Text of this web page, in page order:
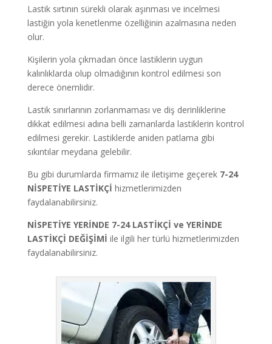
Lastik sırtının sürekli olarak aşınması ve incelmesi
lastiğin yola kenetlenme özelliğinin azalmasına neden
olur.
Kişilerin yola çıkmadan önce lastiklerin uygun
kalınlıklarda olup olmadığının kontrol edilmesi son
derece önemlidir.
Lastik sınırlarının zorlanmaması ve diş derinliklerine
dikkat edilmesi adına belli zamanlarda lastiklerin kontrol
edilmesi gerekir. Lastiklerde aniden patlama gibi
sıkıntılar meydana gelebilir.
Bu gibi durumlarda firmamız ile iletişime geçerek 7-24
NİSPETİYE LASTİKÇİ hizmetlerimizden
faydalanabilirsiniz.
NİSPETİYE YERİNDE 7-24 LASTİKÇİ ve YERİNDE
LASTİKÇİ DEĞİŞİMİ ile ilgili her türlü hizmetlerimizden
faydalanabilirsiniz.